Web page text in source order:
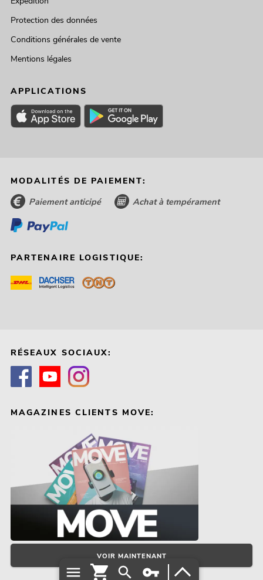
Protection des données
Conditions générales de vente
Mentions légales
APPLICATIONS
MODALITÉS DE PAIEMENT:
Paiement anticipé Achat à tempérament
PARTENAIRE LOGISTIQUE:
RÉSEAUX SOCIAUX:
MAGAZINES CLIENTS MOVE:
VOIR MAINTENANT